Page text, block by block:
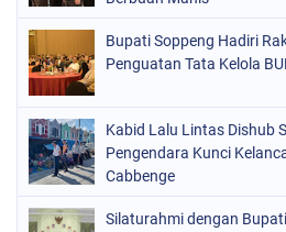
PERISTIWA
POLRI
SOPPENG
SULSEL
Bupati Soppeng Hadiri
Penguatan Tata Kelola
Kabid Lalu Lintas Dishub
Pengendara Kunci
Cabbenge
Silaturahmi dengan